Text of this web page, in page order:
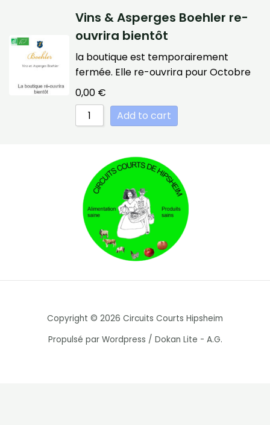
Vins & Asperges Boehler re-
ouvrira bientôt
la boutique est temporairement
fermée. Elle re-ouvrira pour Octobre
0,00 €
Add to cart
Copyright © 2026 Circuits Courts Hipsheim
Propulsé par Wordpress / Dokan Lite - A.G.